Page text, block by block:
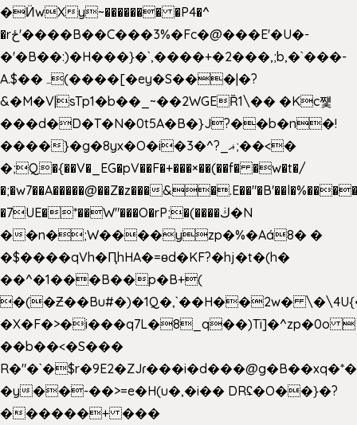
�ӤwXy~������� �P4�^
�rځ'����B��C���3%�Fc�@���E'�U�-
�'�B��:)�H���}�`,����+�2���,;b,�`���-
A.$��ہ(����[�ey�S���|�?
&�M�V|sTp1�b��_~��2WGEȐ1\�� �Kc쩇
���d�D�T�N�0t5A�B�}J?��b�n�!
����}�g�8yx�O�i�3�^?_ޣ;��<�
�;Q�{��V�_EG�pV��F�+���×��(��f� �w�t�/
�;�w7��A�����@��Z�z���
�7UE�*��W"���O�rP;�(����ڬ�N
��n�;W����yzp�%�Aá8� �
�$����qVh�ԤhHA�=ɵd�KF?�hj�t�(h�
��^�1���B��p�B+(
�(�Ƶ��Bu#�)�1Q�,`��H��2w�
�X�F�>�i���q7L�8_q��)Ti]�^zp�0o 
��b��<�S���
�y��-��>=e�H(u�,�i�� DRʢ�O��}�?
������+ ���